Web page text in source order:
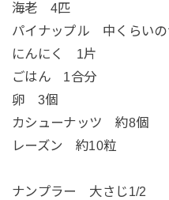
海老 4匹
パイナップル 中くらいの
にんにく 1片
ごはん 1合分
卵 3個
カシューナッツ 約8個
レーズン 約10粒
ナンプラー 大さじ1/2